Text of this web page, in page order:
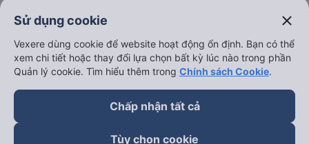
Sử dụng cookie close
Vexere dùng cookie để website hoạt động ổn định. Bạn có thể
xem chi tiết hoặc thay đổi lựa chọn bất kỳ lúc nào trong phần
Quản lý cookie. Tìm hiểu thêm trong Chính sách Cookie.
Chấp nhận tất cả
Tùy chọn cookie